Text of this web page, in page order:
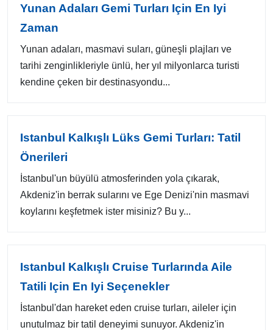
Yunan Adaları Gemi Turları Için En Iyi
Zaman
Yunan adaları, masmavi suları, güneşli plajları ve
tarihi zenginlikleriyle ünlü, her yıl milyonlarca turisti
kendine çeken bir destinasyondu...
Istanbul Kalkışlı Lüks Gemi Turları: Tatil
Önerileri
İstanbul'un büyülü atmosferinden yola çıkarak,
Akdeniz'in berrak sularını ve Ege Denizi'nin masmavi
koylarını keşfetmek ister misiniz? Bu y...
Istanbul Kalkışlı Cruise Turlarında Aile
Tatili Için En Iyi Seçenekler
İstanbul'dan hareket eden cruise turları, aileler için
unutulmaz bir tatil deneyimi sunuyor. Akdeniz'in